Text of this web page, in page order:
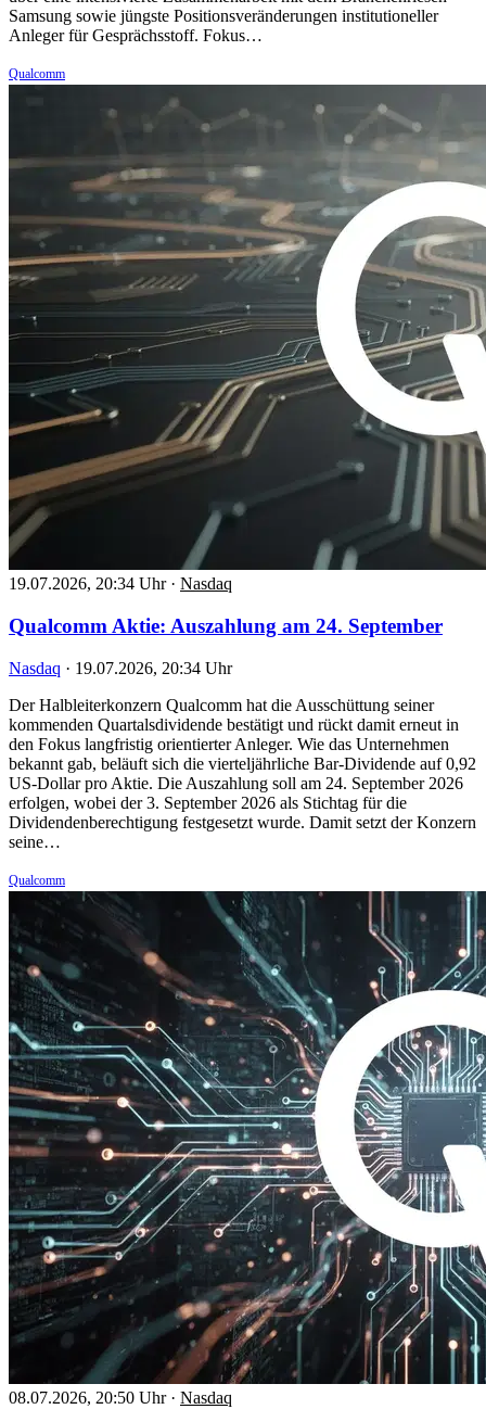
Samsung sowie jüngste Positionsveränderungen institutioneller
Anleger für Gesprächsstoff. Fokus…
Qualcomm
19.07.2026, 20:34 Uhr · Nasdaq
Qualcomm Aktie: Auszahlung am 24. September
Nasdaq · 19.07.2026, 20:34 Uhr
Der Halbleiterkonzern Qualcomm hat die Ausschüttung seiner
kommenden Quartalsdividende bestätigt und rückt damit erneut in
den Fokus langfristig orientierter Anleger. Wie das Unternehmen
bekannt gab, beläuft sich die vierteljährliche Bar-Dividende auf 0,92
US-Dollar pro Aktie. Die Auszahlung soll am 24. September 2026
erfolgen, wobei der 3. September 2026 als Stichtag für die
Dividendenberechtigung festgesetzt wurde. Damit setzt der Konzern
seine…
Qualcomm
08.07.2026, 20:50 Uhr · Nasdaq